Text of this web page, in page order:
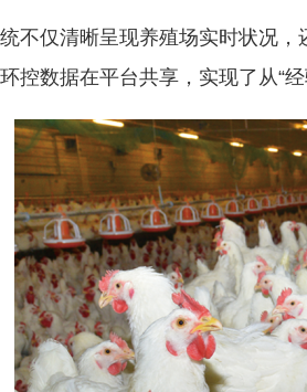
不仅清晰呈现养殖场实时状况
控数据在平台共享，实现了从“经